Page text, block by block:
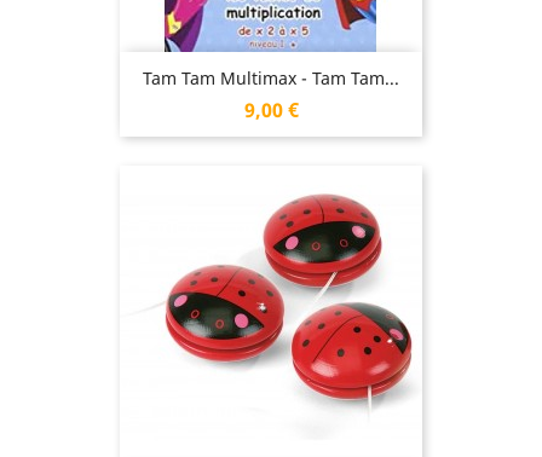
Tam Tam Multimax - Tam Tam...
Prix
9,00 €